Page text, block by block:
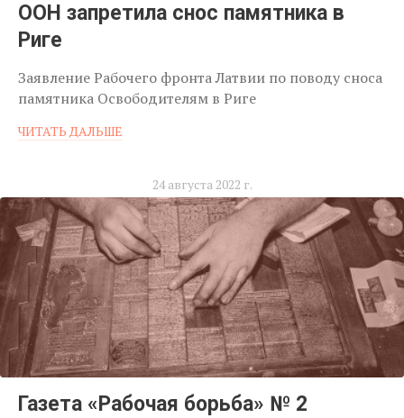
ООН запретила снос памятника в
Риге
Заявление Рабочего фронта Латвии по поводу сноса
памятника Освободителям в Риге
ЧИТАТЬ ДАЛЬШЕ
24 августа 2022 г.
Газета «Рабочая борьба» № 2